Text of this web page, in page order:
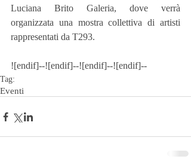
Luciana Brito Galeria, dove verrà
organizzata una mostra collettiva di artisti
rappresentati da T293.
![endif]--![endif]--![endif]--![endif]--
Tag:
Eventi